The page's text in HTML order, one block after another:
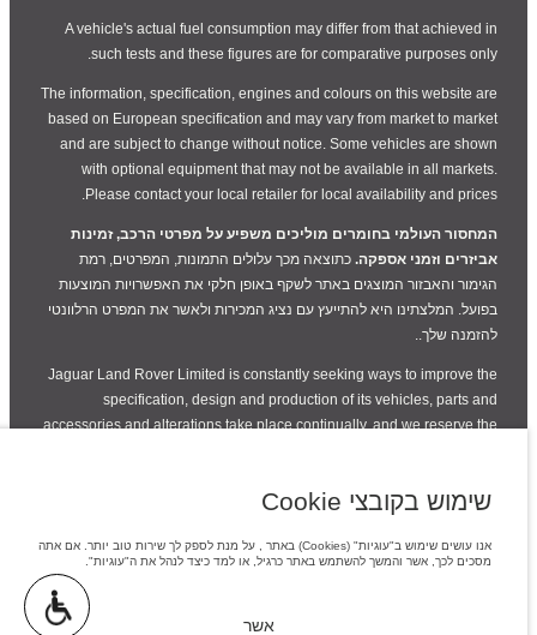
A vehicle's actual fuel consumption may differ from that achieved in
such tests and these figures are for comparative purposes only.
The information, specification, engines and colours on this website are
based on European specification and may vary from market to market
and are subject to change without notice. Some vehicles are shown
with optional equipment that may not be available in all markets.
Please contact your local retailer for local availability and prices.
המחסור העולמי בחומרים מוליכים משפיע על מפרטי הרכב, זמינות
אביזרים וזמני אספקה. כתוצאה מכך עלולים התמונות, המפרטים, רמת
הגימור והאבזור המוצגים באתר לשקף באופן חלקי את האפשרויות המוצעות
בפועל. המלצתינו היא להתייעץ עם נציג המכירות ולאשר את המפרט הרלוונטי
להזמנה שלך..
Jaguar Land Rover Limited is constantly seeking ways to improve the
specification, design and production of its vehicles, parts and
accessories and alterations take place continually, and we reserve the
specification, engines and colours on this website are based on
subject to change without notice. Some vehicles are shown with
available in all markets. Please contact your local retailer for local
שימוש בקובצי Cookie
אנו עושים שימוש ב"עוגיות" (Cookies) באתר , על מנת לספק לך שירות טוב יותר. אם אתה
מסכים לכך, אשר והמשך להשתמש באתר כרגיל, או למד כיצד לנהל את ה"עוגיות".
אשר